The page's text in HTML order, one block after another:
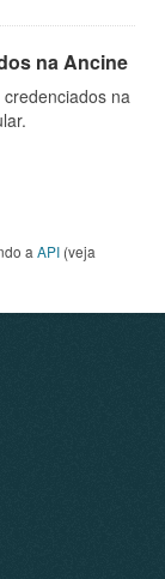
na Ancine
na
a API (veja